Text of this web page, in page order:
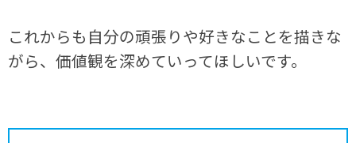
これからも自分の頑張りや好きなことを描きな
がら、価値観を深めていってほしいです。